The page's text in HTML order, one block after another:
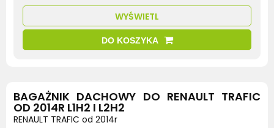
WYŚWIETL
DO KOSZYKA
BAGAŻNIK DACHOWY DO RENAULT TRAFIC
OD 2014R L1H2 I L2H2
RENAULT TRAFIC od 2014r